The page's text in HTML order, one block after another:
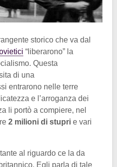
storico che va dal
“liberarono” la
Questa
di una
entrarono nelle terre
e l’arroganza dei
li portò a compiere, nel
2 milioni di stupri e vari
al riguardo ce la da
Egli parla di tale